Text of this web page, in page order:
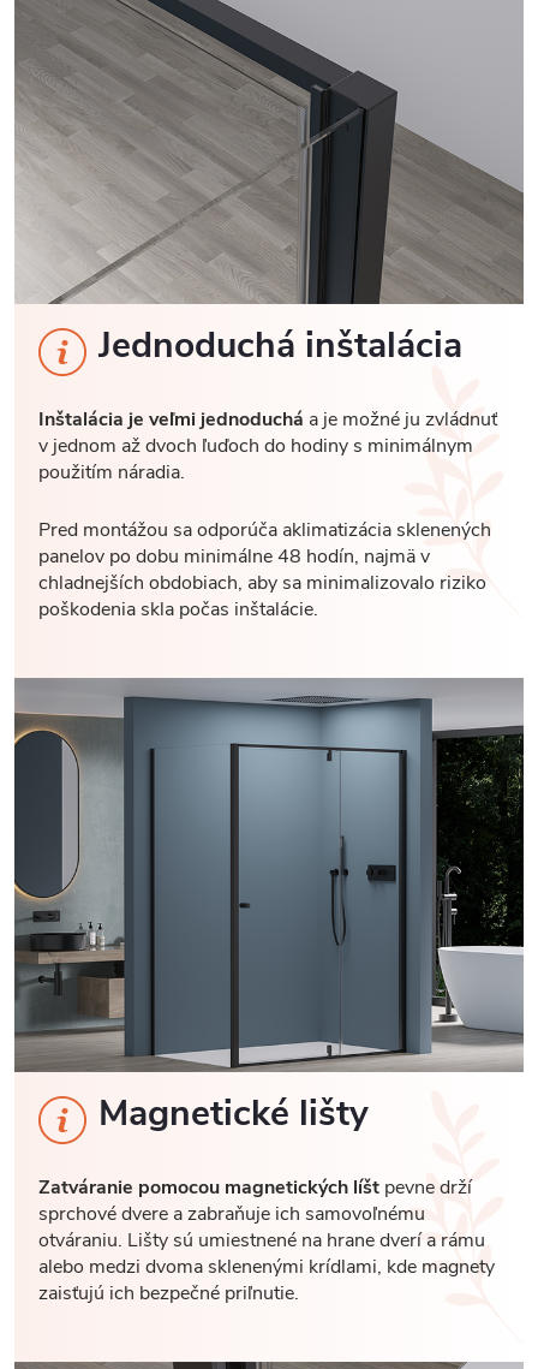
Jednoduchá inštalácia
Inštalácia je veľmi jednoduchá a je možné ju zvládnuť
v jednom až dvoch ľuďoch do hodiny s minimálnym
použitím náradia.
Pred montážou sa odporúča aklimatizácia sklenených
panelov po dobu minimálne 48 hodín, najmä v
chladnejších obdobiach, aby sa minimalizovalo riziko
poškodenia skla počas inštalácie.
Magnetické lišty
Zatváranie pomocou magnetických líšt pevne drží
sprchové dvere a zabraňuje ich samovoľnému
otváraniu. Lišty sú umiestnené na hrane dverí a rámu
alebo medzi dvoma sklenenými krídlami, kde magnety
zaisťujú ich bezpečné priľnutie.